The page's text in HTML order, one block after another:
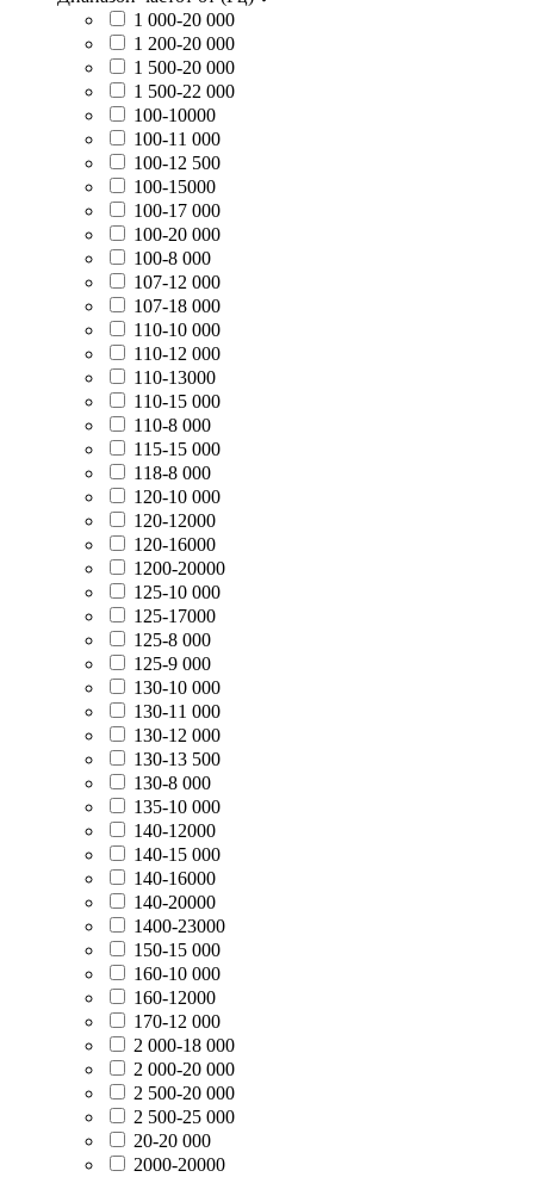
1 000-20 000
1 200-20 000
1 500-20 000
1 500-22 000
100-10000
100-11 000
100-12 500
100-15000
100-17 000
100-20 000
100-8 000
107-12 000
107-18 000
110-10 000
110-12 000
110-13000
110-15 000
110-8 000
115-15 000
118-8 000
120-10 000
120-12000
120-16000
1200-20000
125-10 000
125-17000
125-8 000
125-9 000
130-10 000
130-11 000
130-12 000
130-13 500
130-8 000
135-10 000
140-12000
140-15 000
140-16000
140-20000
1400-23000
150-15 000
160-10 000
160-12000
170-12 000
2 000-18 000
2 000-20 000
2 500-20 000
2 500-25 000
20-20 000
2000-20000